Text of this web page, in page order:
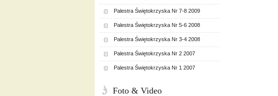
Palestra Świętokrzyska Nr 7-8 2009
Palestra Świętokrzyska Nr 5-6 2008
Palestra Świętokrzyska Nr 3-4 2008
Palestra Świętokrzyska Nr 2 2007
Palestra Świętokrzyska Nr 1 2007
Foto & Video